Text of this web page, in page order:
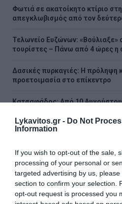
Lykavitos.gr - Do Not
Information
If you wish to opt-out of the sale,
processing of your personal or
targeted advertising by us,
section to confirm your selection.
opt-out request is processed you
Φωτιά σε ακατοίκητο κτίριο
απεγκλωβισμός από τον
Τελωνείο Ευζώνων: «Βούλιαξε»
τουρίστες – Πάνω από 4 ώρες η
Δασικές πυρκαγιές: Η πρόληψη
προετοιμασία στο επίκεντρο
Κατσαφάδος: Από 10 Αυγούστου
Σεπτεμβρίου τα αντιπλημμυρικά
διαβάστε